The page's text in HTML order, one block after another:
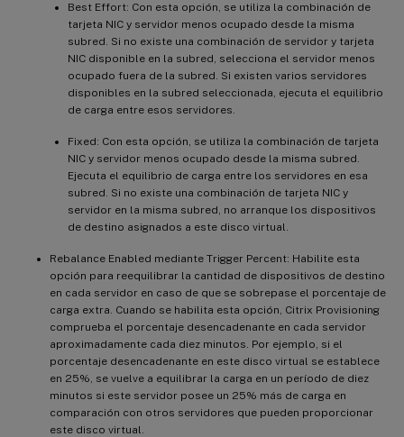
Best Effort: Con esta opción, se utiliza la combinación de
tarjeta NIC y servidor menos ocupado desde la misma
subred. Si no existe una combinación de servidor y tarjeta
NIC disponible en la subred, selecciona el servidor menos
ocupado fuera de la subred. Si existen varios servidores
disponibles en la subred seleccionada, ejecuta el equilibrio
de carga entre esos servidores.
Fixed: Con esta opción, se utiliza la combinación de tarjeta
NIC y servidor menos ocupado desde la misma subred.
Ejecuta el equilibrio de carga entre los servidores en esa
subred. Si no existe una combinación de tarjeta NIC y
servidor en la misma subred, no arranque los dispositivos
de destino asignados a este disco virtual.
Rebalance Enabled mediante Trigger Percent: Habilite esta
opción para reequilibrar la cantidad de dispositivos de destino
en cada servidor en caso de que se sobrepase el porcentaje de
carga extra. Cuando se habilita esta opción, Citrix Provisioning
comprueba el porcentaje desencadenante en cada servidor
aproximadamente cada diez minutos. Por ejemplo, si el
porcentaje desencadenante en este disco virtual se establece
en 25%, se vuelve a equilibrar la carga en un período de diez
minutos si este servidor posee un 25% más de carga en
comparación con otros servidores que pueden proporcionar
este disco virtual.